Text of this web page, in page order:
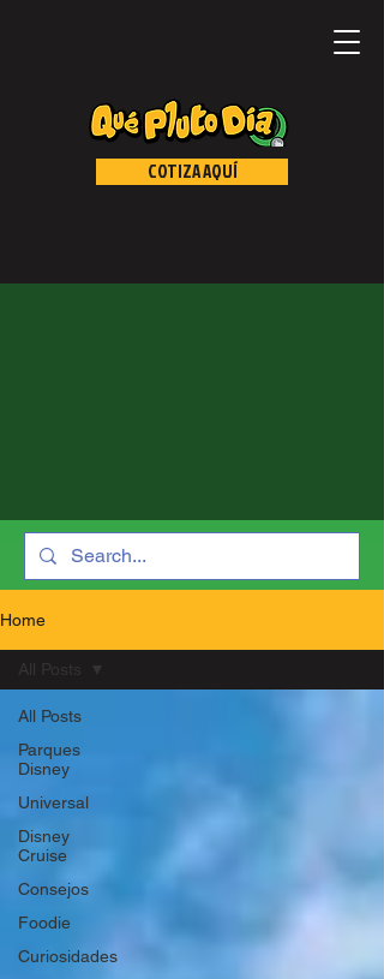
COTIZA AQUÍ
Home
All Posts
Parques
Disney
Universal
Disney
Cruise
Consejos
Foodie
Curiosidades
All Posts